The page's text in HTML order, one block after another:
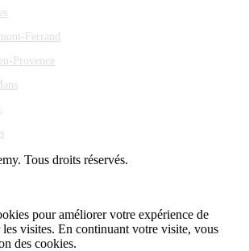
Ferrand
Provence
Tous droits réservés.
pour améliorer votre expérience de
visites. En continuant votre visite, vous
des cookies.